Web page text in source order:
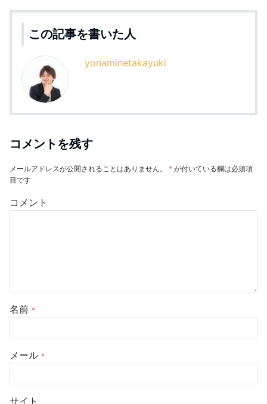
この記事を書いた人
yonaminetakayuki
コメントを残す
メールアドレスが公開されることはありません。 * が付いている欄は必須項
目です
コメント
名前 *
メール *
サイト